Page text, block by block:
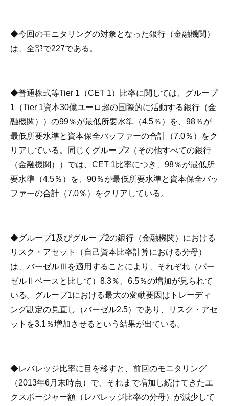
◆今回のモニタリングの対象となった銀行（金融機関）
は、全部で227である。
◆普通株式等Tier 1（CET 1）比率に関しては、グループ
1（Tier 1資本30億ユーロ超の国際的に活動する銀行（金
融機関））の99％が最低所要水準（4.5％）を、98％が
最低所要水準と資本保全バッファーの合計（7.0％）をク
リアしている。同じくグループ2（その他すべての銀行
（金融機関））では、CET 1比率につき、98％が最低所
要水準（4.5％）を、90％が最低所要水準と資本保全バッ
ファーの合計（7.0％）をクリアしている。
◆グループ1及びグループ2の銀行（金融機関）における
リスク・アセット（自己資本比率計算における分母）
は、バーゼルⅢを適用することにより、それぞれ（バー
ゼルⅡベースと比して）8.3％、6.5％の増加が見られて
いる。グループ1における最大の変動要因はトレーディ
ング勘定の見直し（バーゼル2.5）であり、リスク・アセ
ットを3.1％増加させるという結果が出ている。
◆レバレッジ比率に目を移すと、前回のモニタリング
（2013年6月末時点）で、それまで増加し続けてきたエ
クスポージャー額（レバレッジ比率の分母）が減少して